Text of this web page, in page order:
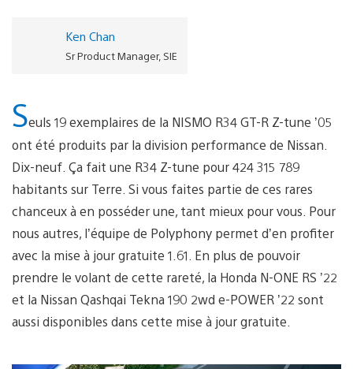
Ken Chan
Sr Product Manager, SIE
Seuls 19 exemplaires de la NISMO R34 GT-R Z-tune ’05
ont été produits par la division performance de Nissan.
Dix-neuf. Ça fait une R34 Z-tune pour 424 315 789
habitants sur Terre. Si vous faites partie de ces rares
chanceux à en posséder une, tant mieux pour vous. Pour
nous autres, l’équipe de Polyphony permet d’en profiter
avec la mise à jour gratuite 1.61. En plus de pouvoir
prendre le volant de cette rareté, la Honda N-ONE RS ’22
et la Nissan Qashqai Tekna 190 2wd e-POWER ’22 sont
aussi disponibles dans cette mise à jour gratuite.